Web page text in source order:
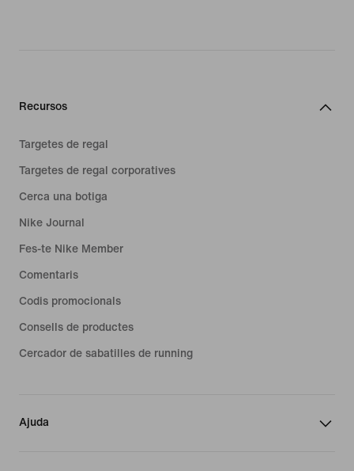
Recursos
Targetes de regal
Targetes de regal corporatives
Cerca una botiga
Nike Journal
Fes-te Nike Member
Comentaris
Codis promocionals
Consells de productes
Cercador de sabatilles de running
Ajuda